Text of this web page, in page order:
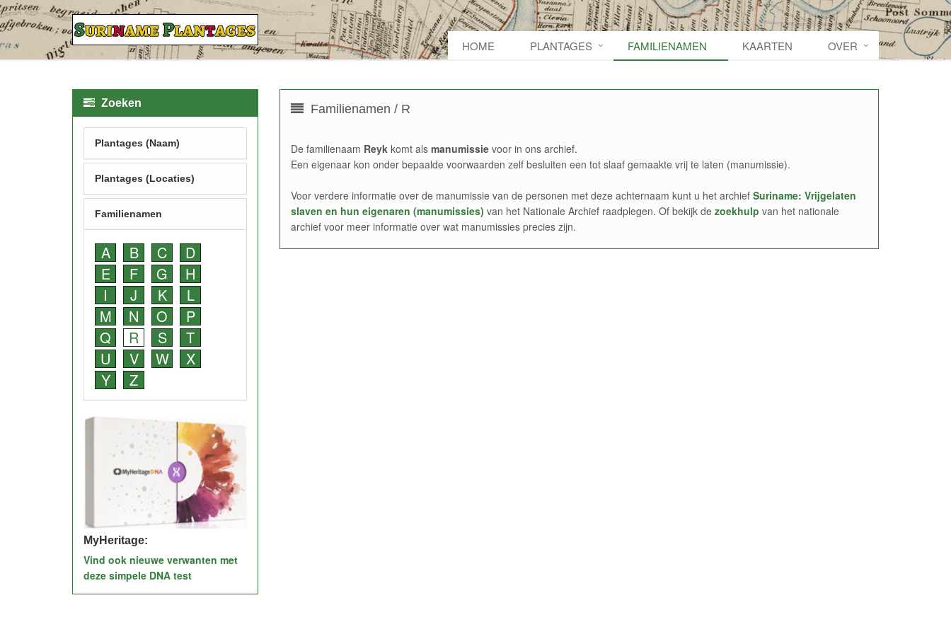
HOME PLANTAGES FAMILIENAMEN KAARTEN OVER
Familienamen / R
De familienaam Reykkomt als manumissievoor in ons archief.
Een eigenaar kon onder bepaalde voorwaarden zelf besluiten een tot slaaf gemaakte vrij te laten (manumissie).
Voor verdere informatie over de manumissie van de personen met deze achternaam kunt u het archief Suriname: Vrijgelaten
slaven en hun eigenaren (manumissies) van het Nationale Archief raadplegen. Of bekijk de zoekhulp van het nationale
archief voor meer informatie over wat manumissies precies zijn.
Zoeken
Plantages (Naam)
Plantages (Locaties)
Familienamen
A B C
D
E
F G
H
I
J K
L
M
N O
P
Q
R S
T
U
V W
X
Y
Z
MyHeritage:
Vind ook nieuwe verwanten met
deze simpele DNA test